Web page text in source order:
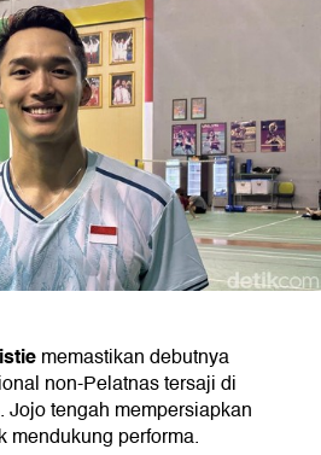
memastikan debutnya
non-Pelatnas tersaji di
. Jojo tengah mempersiapkan
mendukung performa.